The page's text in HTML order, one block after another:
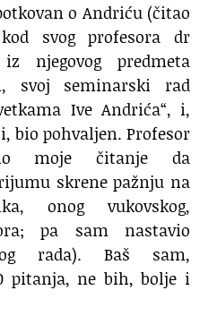
o Andriću (čitao
svog profesora dr
njegovog predmeta
svoj seminarski rad
Ive Andrića“, i,
bio pohvaljen. Profesor
moje čitanje da
skrene pažnju na
onog vukovskog,
pa sam nastavio
rada). Baš sam,
pitanja, ne bih, bolje i